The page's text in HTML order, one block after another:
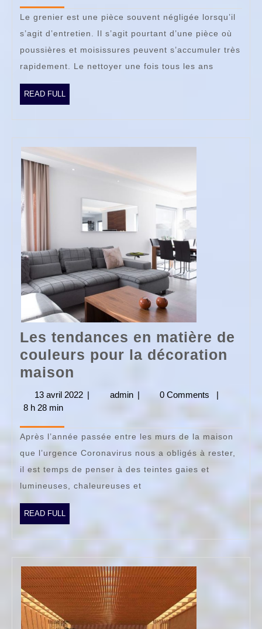
grenier ?
Le grenier est une pièce souvent négligée lorsqu’il
s’agit d’entretien. Il s’agit pourtant d’une pièce où
poussières et moisissures peuvent s’accumuler très
rapidement. Le nettoyer une fois tous les ans
READ FULL
FULL
Les tendances en matière de
couleurs pour la décoration
maison
tendances
matière
de
couleurs
pour
maison
13 avril 2022 13
| admin admin
| 0 Comments
|
8 h 28 min
Après l’année passée entre les murs de la maison
que l’urgence Coronavirus nous a obligés à rester,
il est temps de penser à des teintes gaies et
lumineuses, chaleureuses et
READ FULL
FULL